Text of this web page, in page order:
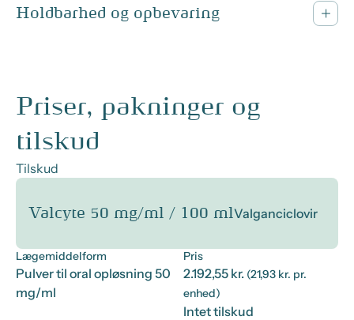
Holdbarhed og opbevaring
Priser, pakninger og
tilskud
Tilskud
Valcyte 50 mg/ml / 100 mlValganciclovir
Lægemiddelform
Pulver til oral opløsning 50
mg/ml
Pris
2.192,55 kr. (21,93 kr. pr.
enhed)
Intet tilskud